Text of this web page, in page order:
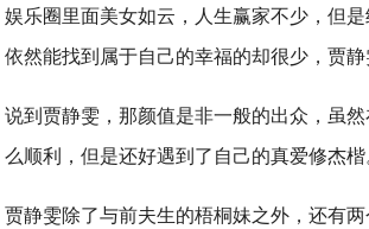
娱乐圈里面美女如云，人生赢家不少，但是
依然能找到属于自己的幸福的却很少，贾静
说到贾静雯，那颜值是非一般的出众，虽
么顺利，但是还好遇到了自己的真爱修杰楷
贾静雯除了与前夫生的梧桐妹之外，还有